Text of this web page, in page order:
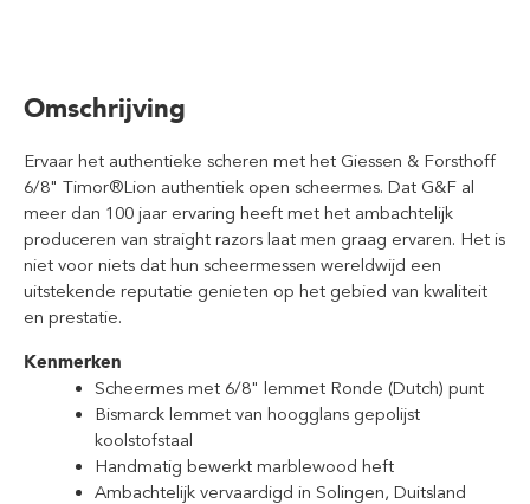
Omschrijving
Ervaar het authentieke scheren met het Giessen & Forsthoff
6/8" Timor®Lion authentiek open scheermes. Dat G&F al
meer dan 100 jaar ervaring heeft met het ambachtelijk
produceren van straight razors laat men graag ervaren. Het is
niet voor niets dat hun scheermessen wereldwijd een
uitstekende reputatie genieten op het gebied van kwaliteit
en prestatie.
Kenmerken
Scheermes met 6/8" lemmet Ronde (Dutch) punt
Bismarck lemmet van hoogglans gepolijst
koolstofstaal
Handmatig bewerkt marblewood heft
Ambachtelijk vervaardigd in Solingen, Duitsland